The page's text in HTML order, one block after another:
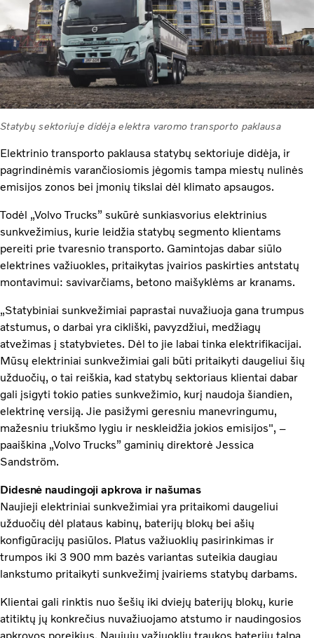
Statybų sektoriuje didėja elektra varomo transporto paklausa
Elektrinio transporto paklausa statybų sektoriuje didėja, ir
pagrindinėmis varančiosiomis jėgomis tampa miestų nulinės
emisijos zonos bei įmonių tikslai dėl klimato apsaugos.
Todėl „Volvo Trucks” sukūrė sunkiasvorius elektrinius
sunkvežimius, kurie leidžia statybų segmento klientams
pereiti prie tvaresnio transporto. Gamintojas dabar siūlo
elektrines važiuokles, pritaikytas įvairios paskirties antstatų
montavimui: savivarčiams, betono maišyklėms ar kranams.
„Statybiniai sunkvežimiai paprastai nuvažiuoja gana trumpus
atstumus, o darbai yra cikliški, pavyzdžiui, medžiagų
atvežimas į statybvietes. Dėl to jie labai tinka elektrifikacijai.
Mūsų elektriniai sunkvežimiai gali būti pritaikyti daugeliui šių
užduočių, o tai reiškia, kad statybų sektoriaus klientai dabar
gali įsigyti tokio paties sunkvežimio, kurį naudoja šiandien,
elektrinę versiją. Jie pasižymi geresniu manevringumu,
mažesniu triukšmo lygiu ir neskleidžia jokios emisijos", –
paaiškina „Volvo Trucks” gaminių direktorė Jessica
Sandström.
Didesnė naudingoji apkrova ir našumas
Naujieji elektriniai sunkvežimiai yra pritaikomi daugeliui
užduočių dėl plataus kabinų, baterijų blokų bei ašių
konfigūracijų pasiūlos. Platus važiuoklių pasirinkimas ir
trumpos iki 3 900 mm bazės variantas suteikia daugiau
lankstumo pritaikyti sunkvežimį įvairiems statybų darbams.
Klientai gali rinktis nuo šešių iki dviejų baterijų blokų, kurie
atitiktų jų konkrečius nuvažiuojamo atstumo ir naudingosios